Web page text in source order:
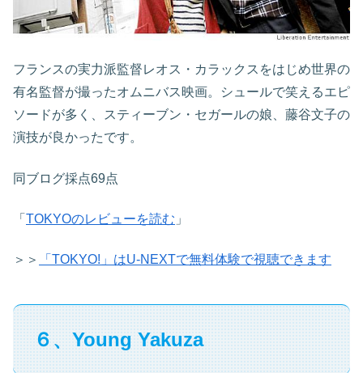
フランスの実力派監督レオス・カラックスをはじめ世界の
有名監督が撮ったオムニバス映画。シュールで笑えるエピ
ソードが多く、スティーブン・セガールの娘、藤谷文子の
演技が良かったです。
同ブログ採点69点
「 TOKYOのレビューを読む 」
＞＞ 「TOKYO!」はU-NEXTで無料体験で視聴できます
６、Young Yakuza